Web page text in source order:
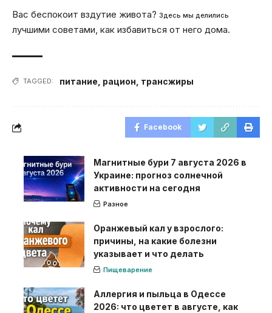
Вас беспокоит вздутие живота? Здесь мы делились
лучшими советами, как избавиться от него дома.
TAGGED: питание рацион трансжиры
Facebook
Магнитные бури 7 августа 2026 в
Украине: прогноз солнечной
активности на сегодня
Разное
Оранжевый кал у взрослого:
причины, на какие болезни
указывает и что делать
Пищеварение
Аллергия и пыльца в Одессе
2026: что цветет в августе, как